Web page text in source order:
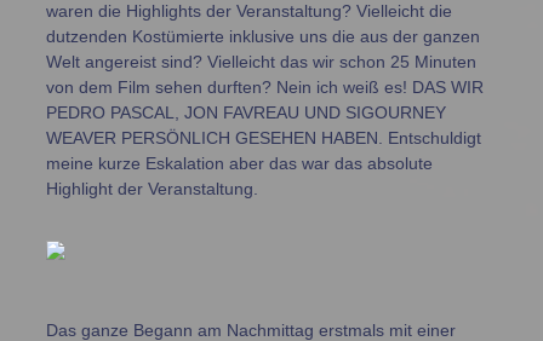
waren die Highlights der Veranstaltung? Vielleicht die
dutzenden Kostümierte inklusive uns die aus der ganzen
Welt angereist sind? Vielleicht das wir schon 25 Minuten
von dem Film sehen durften? Nein ich weiß es! DAS WIR
PEDRO PASCAL, JON FAVREAU UND SIGOURNEY
WEAVER PERSÖNLICH GESEHEN HABEN. Entschuldigt
meine kurze Eskalation aber das war das absolute
Highlight der Veranstaltung.
Das ganze Begann am Nachmittag erstmals mit einer